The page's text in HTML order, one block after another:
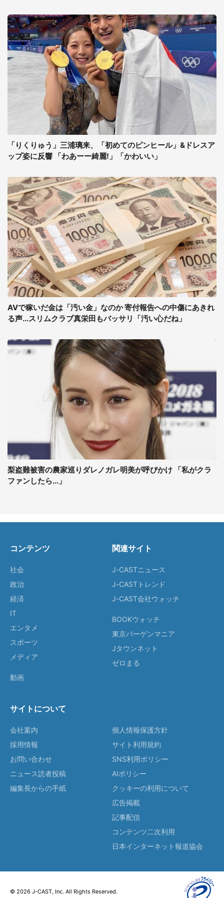
「りくりゅう」三浦璃来、「初めてのピンヒール」&ドレスア
ップ姿に反響 「わあーー綺麗!」「かわいい」
AVで稼いだ金は「汚い金」なのか 寄付報告への中傷にあきれ
る声...スリムクラブ真栄田もバッサリ「汚い心だね」
梨盗難被害の農家巡りダレノガレ明美が呼びかけ 「私がクラ
ファンしたら...」
コンテンツ
社会
政治
経済
IT
エンタメ
スポーツ
メディア
動画
関連サイト
J-CASTニュース
J-CASTトレンド
J-CAST会社ウォッチ
BOOKウォッチ
東京バーゲンマニア
Jタウンネット
ゼロまる
サイトについて
会社案内
採用情報
お問い合わせ
ニュース読者投稿
編集長からの手紙
個人情報保護方針
サイト利用規約
SNS利用ポリシー
AIポリシー
クッキーの利用について
広告掲載
記事配信
コンテンツ二次利用
日本インターネット報道協会
© 2026 J-CAST, Inc. All Rights Reserved.